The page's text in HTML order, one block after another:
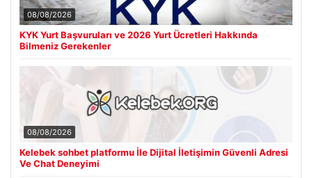
08/08/2026
KYK Yurt Başvuruları ve 2026 Yurt Ücretleri Hakkında
Bilmeniz Gerekenler
08/08/2026
Kelebek sohbet platformu İle Dijital İletişimin Güvenli Adresi
Ve Chat Deneyimi